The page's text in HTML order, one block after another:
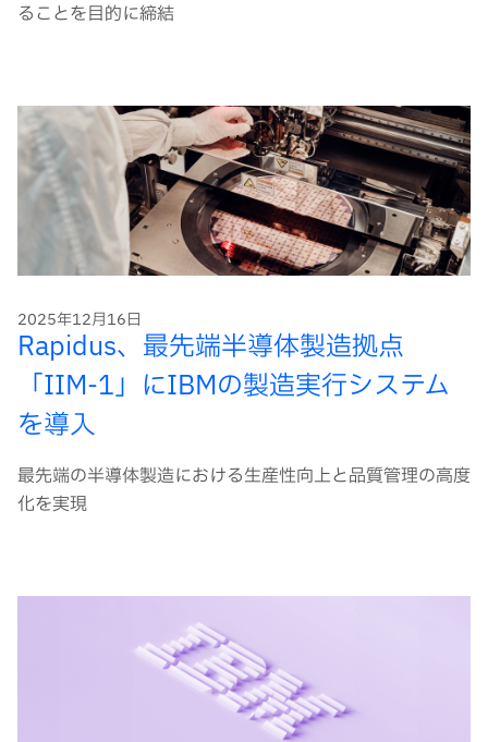
ることを目的に締結
2025年12月16日
Rapidus、最先端半導体製造拠点
「IIM-1」にIBMの製造実行システム
を導入
最先端の半導体製造における生産性向上と品質管理の高度
化を実現